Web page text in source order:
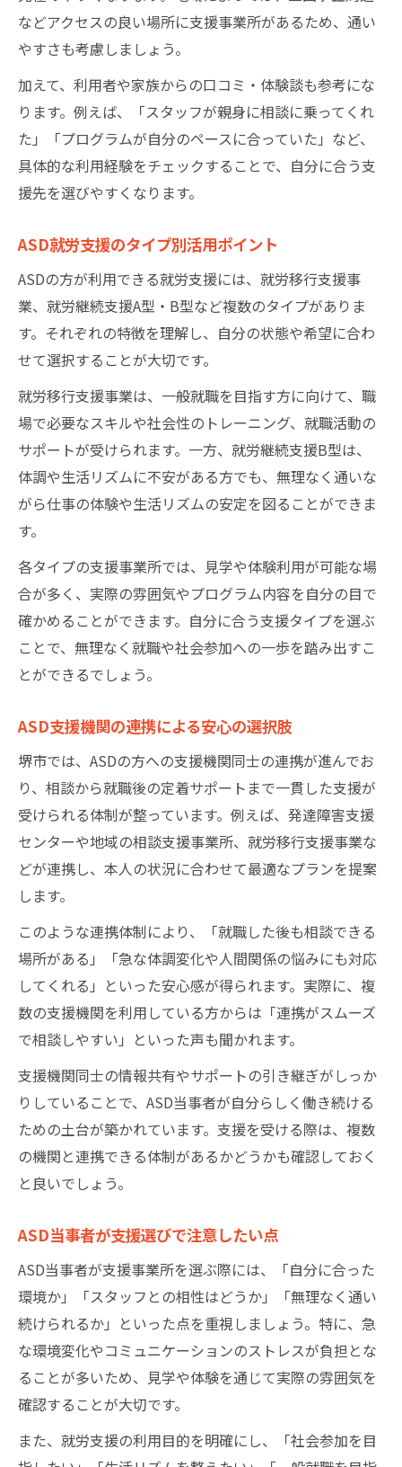
などアクセスの良い場所に支援事業所があるため、通い
やすさも考慮しましょう。
加えて、利用者や家族からの口コミ・体験談も参考にな
ります。例えば、「スタッフが親身に相談に乗ってくれ
た」「プログラムが自分のペースに合っていた」など、
具体的な利用経験をチェックすることで、自分に合う支
援先を選びやすくなります。
ASD就労支援のタイプ別活用ポイント
ASDの方が利用できる就労支援には、就労移行支援事
業、就労継続支援A型・B型など複数のタイプがありま
す。それぞれの特徴を理解し、自分の状態や希望に合わ
せて選択することが大切です。
就労移行支援事業は、一般就職を目指す方に向けて、職
場で必要なスキルや社会性のトレーニング、就職活動の
サポートが受けられます。一方、就労継続支援B型は、
体調や生活リズムに不安がある方でも、無理なく通いな
がら仕事の体験や生活リズムの安定を図ることができま
す。
各タイプの支援事業所では、見学や体験利用が可能な場
合が多く、実際の雰囲気やプログラム内容を自分の目で
確かめることができます。自分に合う支援タイプを選ぶ
ことで、無理なく就職や社会参加への一歩を踏み出すこ
とができるでしょう。
ASD支援機関の連携による安心の選択肢
堺市では、ASDの方への支援機関同士の連携が進んでお
り、相談から就職後の定着サポートまで一貫した支援が
受けられる体制が整っています。例えば、発達障害支援
センターや地域の相談支援事業所、就労移行支援事業な
どが連携し、本人の状況に合わせて最適なプランを提案
します。
このような連携体制により、「就職した後も相談できる
場所がある」「急な体調変化や人間関係の悩みにも対応
してくれる」といった安心感が得られます。実際に、複
数の支援機関を利用している方からは「連携がスムーズ
で相談しやすい」といった声も聞かれます。
支援機関同士の情報共有やサポートの引き継ぎがしっか
りしていることで、ASD当事者が自分らしく働き続ける
ための土台が築かれています。支援を受ける際は、複数
の機関と連携できる体制があるかどうかも確認しておく
と良いでしょう。
ASD当事者が支援選びで注意したい点
ASD当事者が支援事業所を選ぶ際には、「自分に合った
環境か」「スタッフとの相性はどうか」「無理なく通い
続けられるか」といった点を重視しましょう。特に、急
な環境変化やコミュニケーションのストレスが負担とな
ることが多いため、見学や体験を通じて実際の雰囲気を
確認することが大切です。
また、就労支援の利用目的を明確にし、「社会参加を目